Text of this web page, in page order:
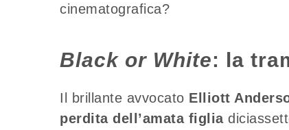
cinematografica?
Black or White: la
Il brillante avvocato Elliott
perdita dell’amata figlia